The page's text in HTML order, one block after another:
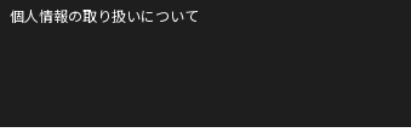
個人情報の取り扱いについて